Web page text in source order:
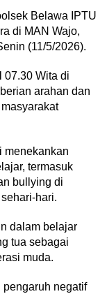
Belawa IPTU
di MAN Wajo,
(11/5/2026).
07.30 Wita di
arahan dan
menekankan
termasuk
bullying di
hari.
dalam belajar
tua sebagai
muda.
pengaruh negatif